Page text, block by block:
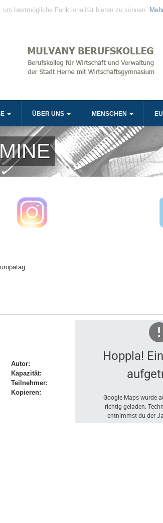
bestmögliche Funktionalität bieten zu können.
ÜBER UNS MENSCHEN
Autor:
Kapazität:
Teilnehmer:
Kopieren:
Hoppla!
Google Maps wurde
richtig geladen.
entnimmst du der